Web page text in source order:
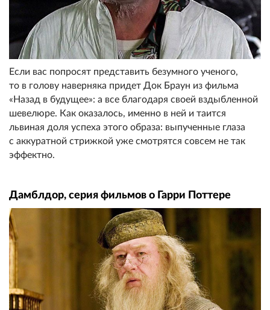
Если вас попросят представить безумного ученого,
то в голову наверняка придет Док Браун из фильма
«Назад в будущее»: а все благодаря своей вздыбленной
шевелюре. Как оказалось, именно в ней и таится
львиная доля успеха этого образа: выпученные глаза
с аккуратной стрижкой уже смотрятся совсем не так
эффектно.
Дамблдор, серия фильмов о Гарри Поттере